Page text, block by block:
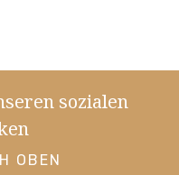
sozialen
OBEN